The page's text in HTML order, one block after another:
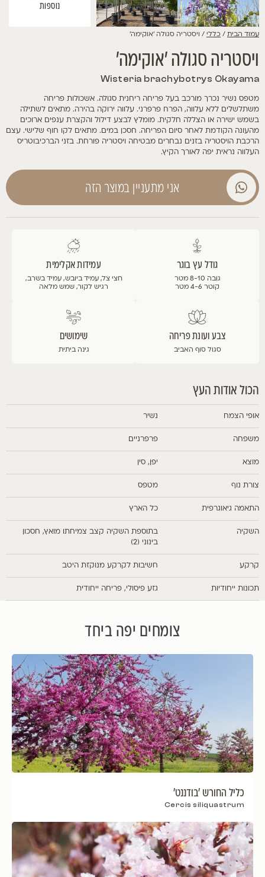
נוספות
עמוד הבית/כללי/ ויסטריה סגולה 'אוקימה'
ויסטריה סגולה 'אוקימה'
Wisteria brachybotrys Okayama
מטפס נשיר נכרך מורכב בעל פריחה ריחנית סגולה. אשכולות פריחה
משתלשלים ללא עלווה, הפרח פרפרני. עלווה ירוקה בהירה. מתאים לשתילה
בשמש ישירה או הצללה חלקית. מומלץ לבצע דילול והקצרת ענפים ארוכים
מהעונה הקודמת לאחר סיום הפריחה. חסכן במים. מתאים לקו חוף שלישי. עצם
הרכבת הויסטריה בזנים נבחרים מבטיחה ויסטריה פורחת. בזני הברכיבוטריס
העלווה נראית יפה לאורך הקיץ.
אני מתעניין במוצר הזה
גודל עץ בוגר
גובה 8-10 מטר
קוטר 4-6 מטר
עמידות אקלימית
חצי צל, עמיד ביובש, עמיד בשרב,
רגיש לקור, שמש מלאה
צבע ועונת פריחה
סגול סוף האביב
שימושים
גינה ביתית
הכול אודות העץ
אופי הצמח נשיר
משפחה פרפרניים
מוצא יפן, סין
צורת נוף מטפס
התאמה גיאוגרפית כל הארץ
השקיה
בתוספת השקיה קצב צמיחתו מואץ, חסכון
בינוני (2)
קרקע חשיבות לקרקע מנוקזת היטב
תכונות ייחודיות גזע פיסולי, פריחה ייחודית
צומחים יפה ביחד
כליל החורש 'בודננט'
Cercis siliquastrum